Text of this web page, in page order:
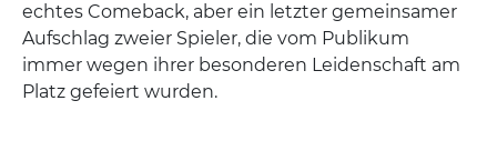
echtes Comeback, aber ein letzter gemeinsamer
Aufschlag zweier Spieler, die vom Publikum
immer wegen ihrer besonderen Leidenschaft am
Platz gefeiert wurden.